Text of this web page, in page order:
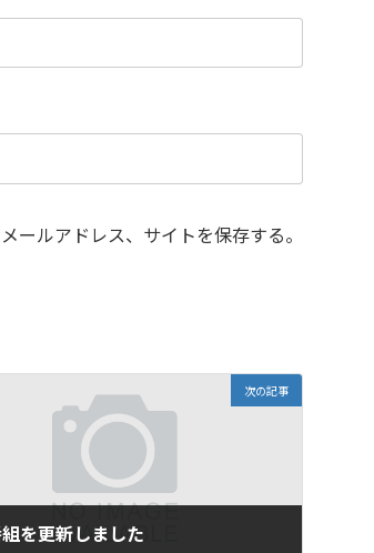
ールアドレス、サイトを保存する。
次の記事
を更新しました